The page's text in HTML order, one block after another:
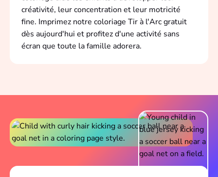
créativité, leur concentration et leur motricité
fine. Imprimez notre coloriage Tir à l'Arc gratuit
dès aujourd'hui et profitez d'une activité sans
écran que toute la famille adorera.